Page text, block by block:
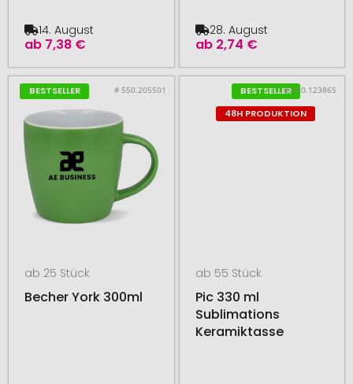
ab 7,38 €
14. August
ab 2,74 €
28. August
BESTSELLER # 550.205501
ab 25 Stück
Becher York 300ml
BESTSELLER
48H PRODUKTION
# 500.123865
ab 55 Stück
Pic 330 ml
Sublimations
Keramiktasse